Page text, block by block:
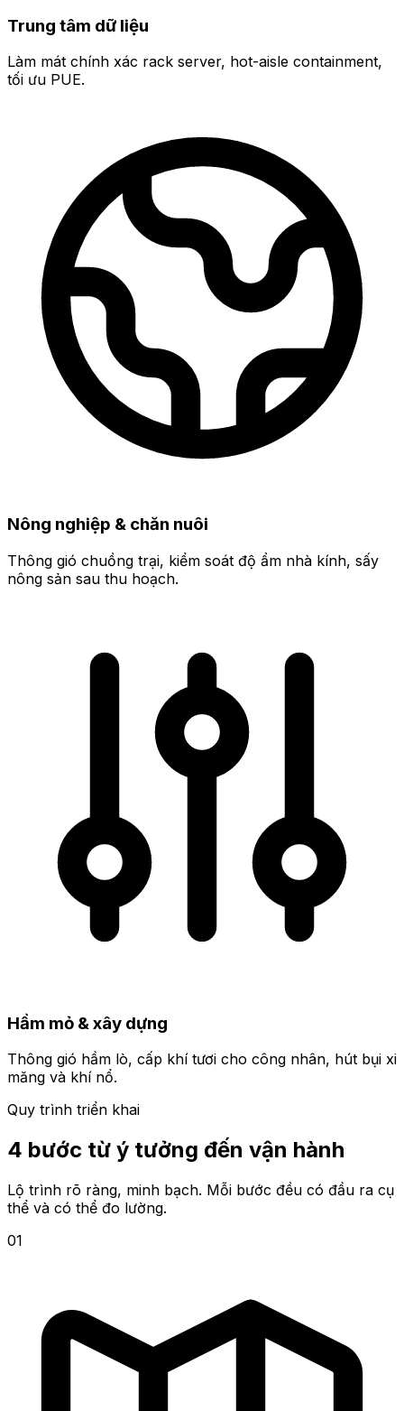
Trung tâm dữ liệu
Làm mát chính xác rack server, hot-aisle containment,
tối ưu PUE.
Nông nghiệp & chăn nuôi
Thông gió chuồng trại, kiểm soát độ ẩm nhà kính, sấy
nông sản sau thu hoạch.
Hầm mỏ & xây dựng
Thông gió hầm lò, cấp khí tươi cho công nhân, hút bụi xi
măng và khí nổ.
Quy trình triển khai
4 bước từ ý tưởng đến vận hành
Lộ trình rõ ràng, minh bạch. Mỗi bước đều có đầu ra cụ
thể và có thể đo lường.
01